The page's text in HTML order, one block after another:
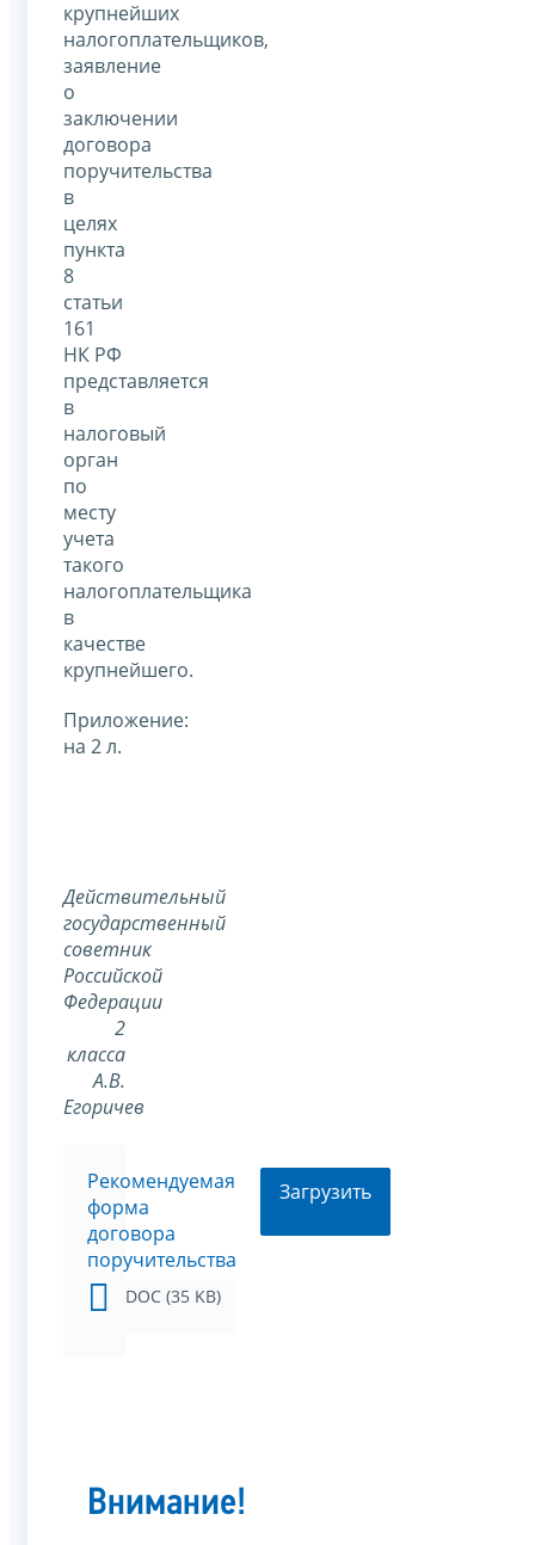
крупнейших
налогоплательщиков,
заявление
о
заключении
договора
поручительства
в
целях
пункта
8
статьи
161
НК РФ
представляется
в
налоговый
орган
по
месту
учета
такого
налогоплательщика
в
качестве
крупнейшего.
Приложение:
на 2 л.
Действительный
государственный
советник
Российской
Федерации
2
класса
А.В.
Егоричев
Рекомендуемая
форма
договора
поручительства
DOC (35 KB)
Загрузить
Внимание!